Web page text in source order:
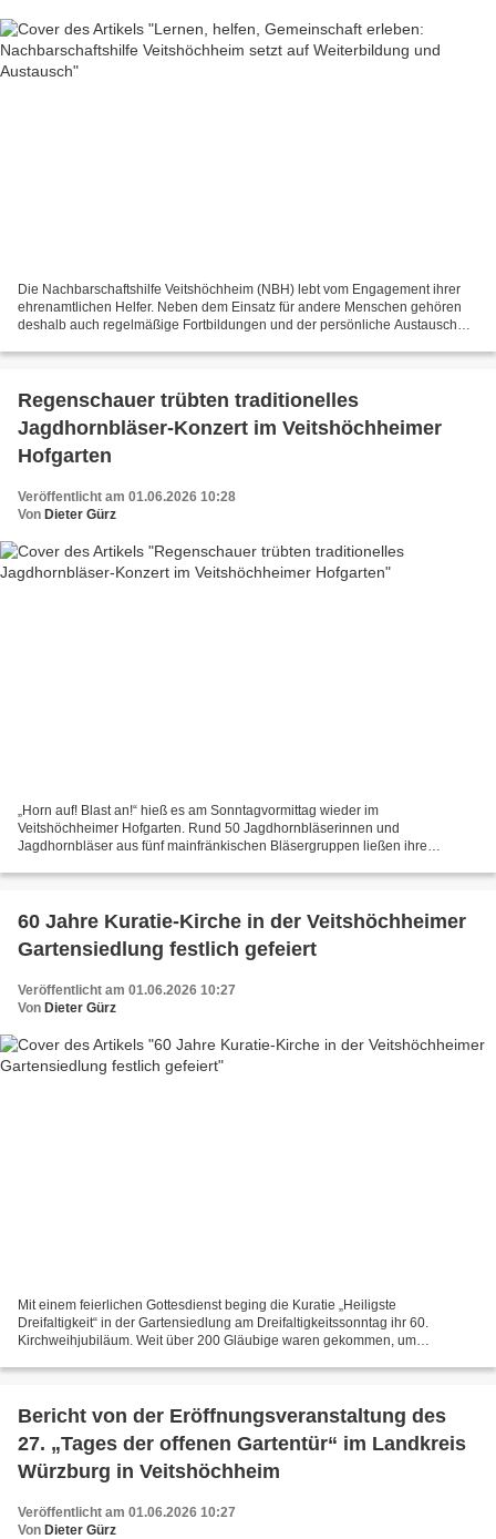
Die Nachbarschaftshilfe Veitshöchheim (NBH) lebt vom Engagement ihrer
ehrenamtlichen Helfer. Neben dem Einsatz für andere Menschen gehören
deshalb auch regelmäßige Fortbildungen und der persönliche Austausch
Regenschauer trübten traditionelles
Jagdhornbläser-Konzert im Veitshöchheimer
Hofgarten
Veröffentlicht am 01.06.2026 10:28
Von Dieter Gürz
„Horn auf! Blast an!“ hieß es am Sonntagvormittag wieder im
Veitshöchheimer Hofgarten. Rund 50 Jagdhornbläserinnen und
Jagdhornbläser aus fünf mainfränkischen Bläsergruppen ließen ihre
60 Jahre Kuratie-Kirche in der Veitshöchheimer
Gartensiedlung festlich gefeiert
Veröffentlicht am 01.06.2026 10:27
Von Dieter Gürz
Mit einem feierlichen Gottesdienst beging die Kuratie „Heiligste
Dreifaltigkeit“ in der Gartensiedlung am Dreifaltigkeitssonntag ihr 60.
Kirchweihjubiläum. Weit über 200 Gläubige waren gekommen, um
Bericht von der Eröffnungsveranstaltung des
27. „Tages der offenen Gartentür“ im Landkreis
Würzburg in Veitshöchheim
Veröffentlicht am 01.06.2026 10:27
Von Dieter Gürz